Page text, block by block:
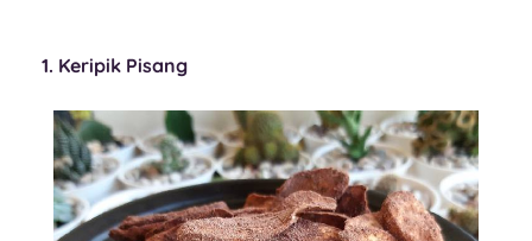
1. Keripik Pisang